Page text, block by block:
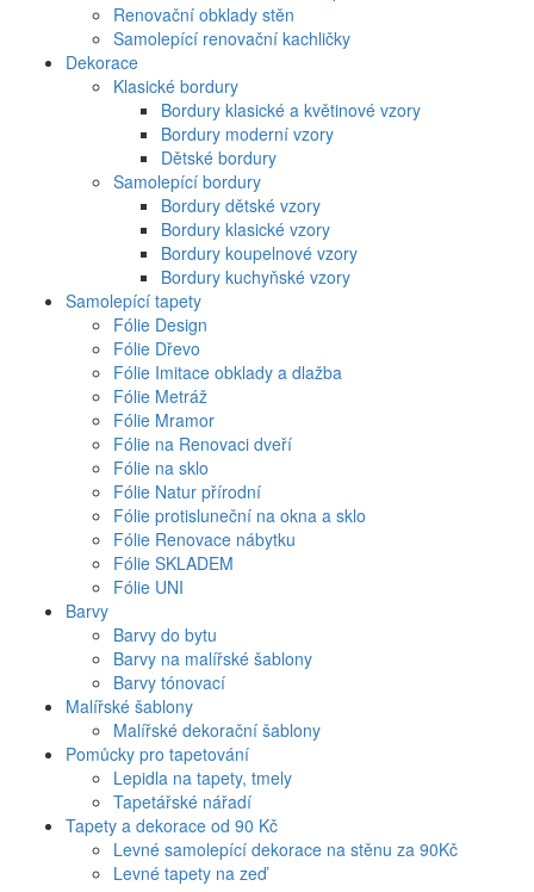
Renovační obklady stěn
Samolepící renovační kachličky
Dekorace
Klasické bordury
Bordury klasické a květinové vzory
Bordury moderní vzory
Dětské bordury
Samolepící bordury
Bordury dětské vzory
Bordury klasické vzory
Bordury koupelnové vzory
Bordury kuchyňské vzory
Samolepící tapety
Fólie Design
Fólie Dřevo
Fólie Imitace obklady a dlažba
Fólie Metráž
Fólie Mramor
Fólie na Renovaci dveří
Fólie na sklo
Fólie Natur přírodní
Fólie protisluneční na okna a sklo
Fólie Renovace nábytku
Fólie SKLADEM
Fólie UNI
Barvy
Barvy do bytu
Barvy na malířské šablony
Barvy tónovací
Malířské šablony
Malířské dekorační šablony
Pomůcky pro tapetování
Lepidla na tapety, tmely
Tapetářské nářadí
Tapety a dekorace od 90 Kč
Levné samolepící dekorace na stěnu za 90Kč
Levné tapety na zeď